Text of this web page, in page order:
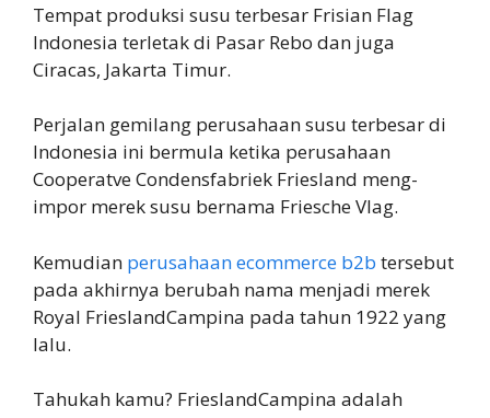
Tempat produksi susu terbesar Frisian Flag
Indonesia terletak di Pasar Rebo dan juga
Ciracas, Jakarta Timur.
Perjalan gemilang perusahaan susu terbesar di
Indonesia ini bermula ketika perusahaan
Cooperatve Condensfabriek Friesland meng-
impor merek susu bernama Friesche Vlag.
Kemudian perusahaan ecommerce b2b tersebut
pada akhirnya berubah nama menjadi merek
Royal FrieslandCampina pada tahun 1922 yang
lalu.
Tahukah kamu? FrieslandCampina adalah